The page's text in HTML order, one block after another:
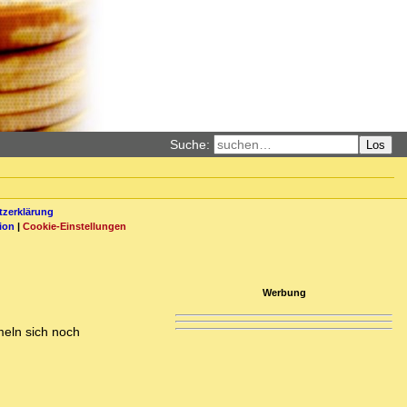
Suche: Los
| Cookie-Einstellungen
sich noch
Werbung